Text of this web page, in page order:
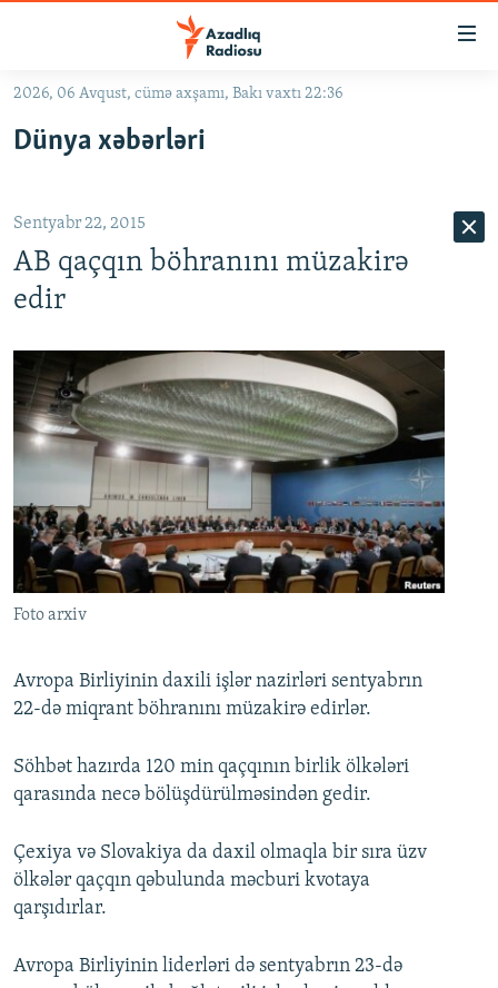
Əsas
qayıt
qayıt
Axtarışa
#İZAHLA
#ƏSLINDƏ
FƏRQƏ BAX
ARAŞDIRMA
MULTIMEDIA
VIDEO
FOTOQALEREYA
İNFOQRAFIKA
KARIKATURA
RADIO ARXIV
OXU ZALI
AZƏRBAYCAN ƏDƏBIYYATI KITABXANASI
İSLAM VƏ DEMOKRATIYA
HAQQIMIZDA
MISSIYAMIZ
PEŞƏ ETIKASI VƏ JURNALISTIKA STANDARTLARIMIZ
BIZIMLƏ ƏLAQƏ
XƏBƏR BÜLLETENLƏRIMIZ
BIZI IZLƏ
2026, 06 Avqust, cümə axşamı, Bakı vaxtı 22:36
Dünya xəbərləri
Sentyabr 22, 2015
AB qaçqın böhranını müzakirə
edir
Foto arxiv
Avropa Birliyinin daxili işlər nazirləri sentyabrın
22-də miqrant böhranını müzakirə edirlər.
Söhbət hazırda 120 min qaçqının birlik ölkələri
qarasında necə bölüşdürülməsindən gedir.
Çexiya və Slovakiya da daxil olmaqla bir sıra üzv
ölkələr qaçqın qəbulunda məcburi kvotaya
qarşıdırlar.
Avropa Birliyinin liderləri də sentyabrın 23-də